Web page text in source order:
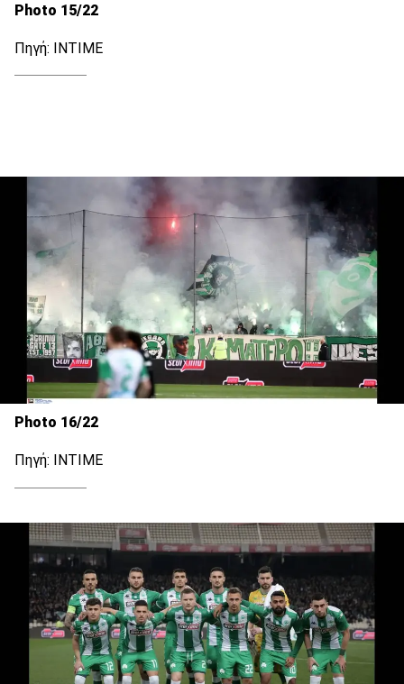
Photo 15/22
Πηγή: ΙΝΤΙΜΕ
Photo 16/22
Πηγή: ΙΝΤΙΜΕ